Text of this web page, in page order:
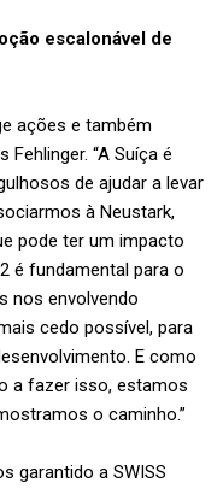
escalonável de
ações e também
Fehlinger. “A Suíça é
de ajudar a levar
à Neustark,
pode ter um impacto
é fundamental para o
nos envolvendo
cedo possível, para
E como
a fazer isso, estamos
o caminho.”
garantido a SWISS